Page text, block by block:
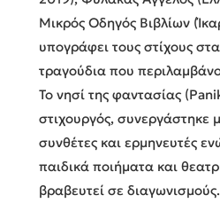
Μικρός Οδηγός Βιβλίων
υπογράφει τους στίχους
τραγούδια που
Το νησί της φαντασίας
στιχουργός, συνεργάστηκε
συνθέτες και ερμηνευτές
παιδικά ποιήματα και
βραβευτεί σε διαγωνισμούς.